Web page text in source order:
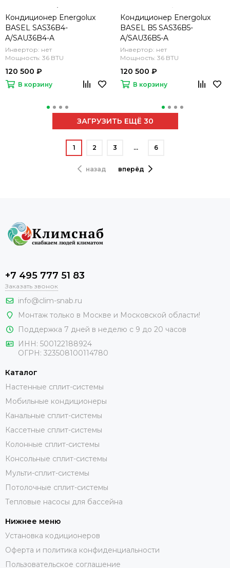
Кондиционер Energolux
BASEL SAS36B4-
A/SAU36B4-A
Инвертор: нет
Мощность: 36 BTU
120 500 ₽
В корзину
Кондиционер Energolux
BASEL B5 SAS36B5-
A/SAU36B5-A
Инвертор: нет
Мощность: 36 BTU
120 500 ₽
В корзину
ЗАГРУЗИТЬ ЕЩЁ 30
назад
1 2 3 … 6
вперёд
+7 495 777 51 83
Заказать звонок
info@clim-snab.ru
Монтаж только в Москве и Московской области!
Поддержка 7 дней в неделю с 9 до 20 часов
ИНН: 500122188924
ОГРН: 323508100114780
Каталог
Настенные сплит-системы
Мобильные кондиционеры
Канальные сплит-системы
Кассетные сплит-системы
Колонные сплит-системы
Консольные сплит-системы
Мульти-сплит-системы
Потолочные сплит-системы
Тепловые насосы для бассейна
Нижнее меню
Установка кодиционеров
Оферта и политика конфиденциальности
Пользовательское соглашение